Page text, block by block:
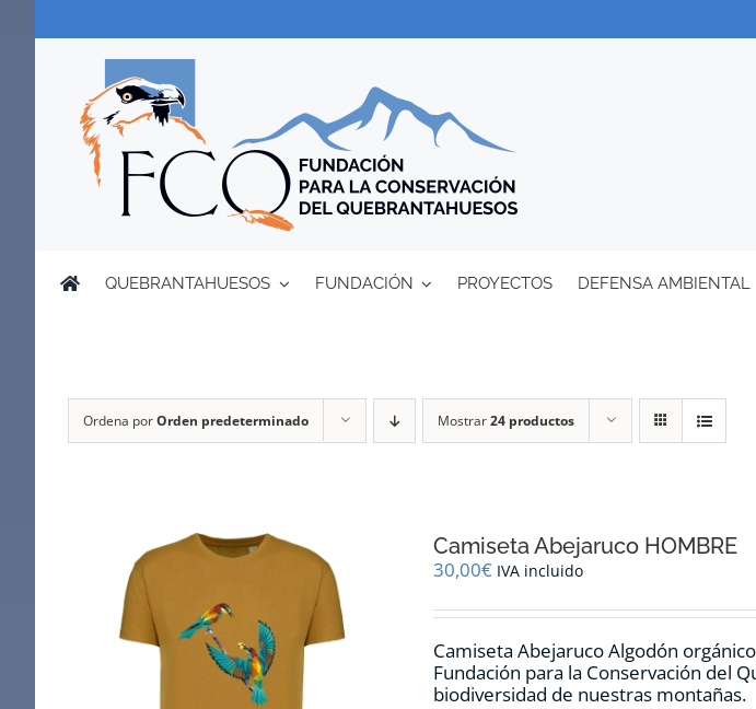
QUEBRANTAHUESOS FUNDACIÓN PROYECTOS DEFENSA AMBIENTAL
Ordena porOrden predeterminado Mostrar24 productos
Camiseta Abejaruco HOMBRE
30,00€ IVA incluido
Camiseta Abejaruco Algodón
Fundación para la Conservación del
biodiversidad de nuestras montañas.